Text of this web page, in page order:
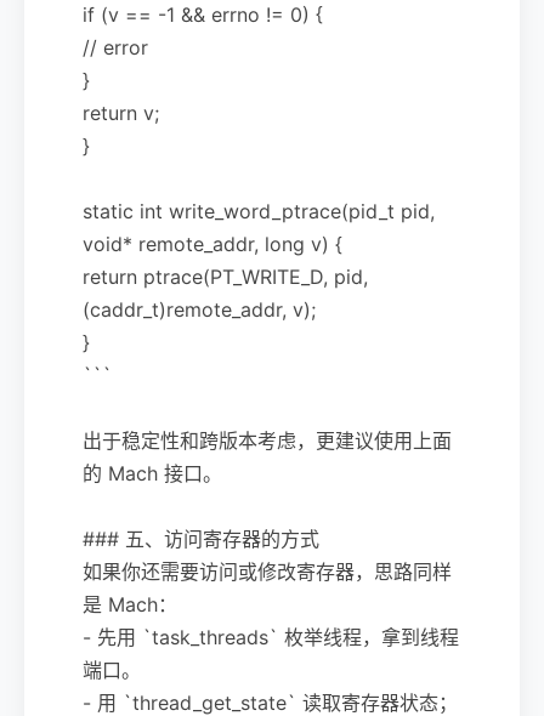
if (v == -1 && errno != 0) {
// error
}
return v;
}
static int write_word_ptrace(pid_t pid,
void* remote_addr, long v) {
return ptrace(PT_WRITE_D, pid,
(caddr_t)remote_addr, v);
}
```
出于稳定性和跨版本考虑，更建议使用上面
的 Mach 接口。
### 五、访问寄存器的方式
如果你还需要访问或修改寄存器，思路同样
是 Mach：
- 先用 `task_threads` 枚举线程，拿到线程
端口。
- 用 `thread_get_state` 读取寄存器状态；